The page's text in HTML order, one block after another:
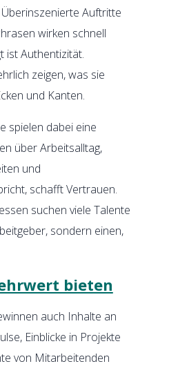
Auftritte
wirken schnell
ist Authentizität.
zeigen, was sie
und Kanten.
spielen dabei eine
über Arbeitsalltag,
und
schafft Vertrauen.
suchen viele Talente
sondern einen,
bieten
auch Inhalte an
Einblicke in Projekte
von Mitarbeitenden